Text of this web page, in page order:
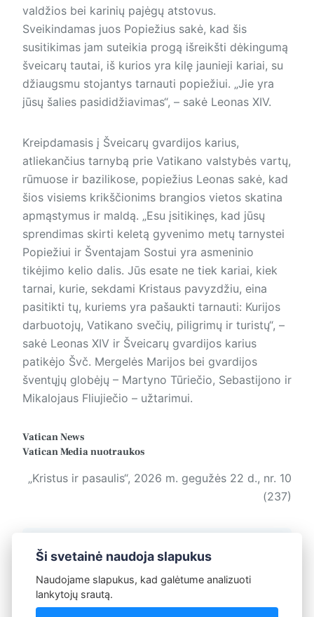
valdžios bei karinių pajėgų atstovus.
Sveikindamas juos Popiežius sakė, kad šis
susitikimas jam suteikia progą išreikšti dėkingumą
šveicarų tautai, iš kurios yra kilę jaunieji kariai, su
džiaugsmu stojantys tarnauti popiežiui. „Jie yra
jūsų šalies pasididžiavimas“, – sakė Leonas XIV.
Kreipdamasis į Šveicarų gvardijos karius,
atliekančius tarnybą prie Vatikano valstybės vartų,
rūmuose ir bazilikose, popiežius Leonas sakė, kad
šios visiems krikščionims brangios vietos skatina
apmąstymus ir maldą. „Esu įsitikinęs, kad jūsų
sprendimas skirti keletą gyvenimo metų tarnystei
Popiežiui ir Šventajam Sostui yra asmeninio
tikėjimo kelio dalis. Jūs esate ne tiek kariai, kiek
tarnai, kurie, sekdami Kristaus pavyzdžiu, eina
pasitikti tų, kuriems yra pašaukti tarnauti: Kurijos
darbuotojų, Vatikano svečių, piligrimų ir turistų“, –
sakė Leonas XIV ir Šveicarų gvardijos karius
patikėjo Švč. Mergelės Marijos bei gvardijos
šventųjų globėjų – Martyno Tūriečio, Sebastijono ir
Mikalojaus Fliujiečio – užtarimui.
Vatican News
Vatican Medianuotraukos
„Kristus ir pasaulis“, 2026 m. gegužės 22 d., nr. 10
(237)
Žymos: Kristus ir pasaulis
Ši svetainė naudoja slapukus
Naudojame slapukus, kad galėtume analizuoti
lankytojų srautą.